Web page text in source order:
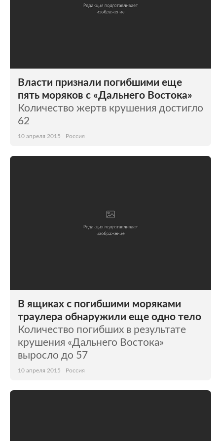
Власти признали погибшими еще
пять моряков с «Дальнего Востока»
Количество жертв крушения достигло
62
10 апреля 2015 Россия
В ящиках с погибшими моряками
траулера обнаружили еще одно тело
Количество погибших в результате
крушения «Дальнего Востока»
выросло до 57
10 апреля 2015 Россия